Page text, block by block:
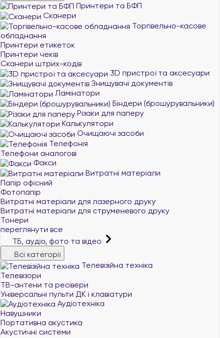
Принтери та БФП
Сканери
Торгівельно-касове
обладнання
Принтери етикеток
Принтери чеків
Сканери штрих-кодів
3D пристрої та аксесуари
Знищувачі документів
Ламінатори
Біндери (брошурувальники)
Різаки для паперу
Калькулятори
Очищаючі засоби
Телефонія
Телефони аналогові
Факси
Витратні матеріали
Папір офісний
Фотопапір
Витратні матеріали для лазерного друку
Витратні матеріали для струменевого друку
Тонери
переглянути все
ТБ, аудіо, фото та відео
Всі категорії
Телевізійна техніка
Телевізори
ТВ-антени та ресівери
Універсальні пульти ДК і клавіатури
Аудіотехніка
Навушники
Портативна акустика
Акустичні системи